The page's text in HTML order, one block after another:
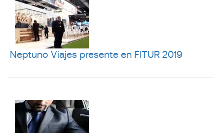
Neptuno Viajes presente en FITUR 2019